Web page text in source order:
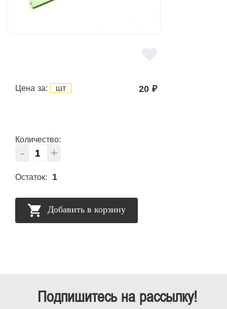
Цена за: шт 20 ₽
Количество:
- +
Остаток: 1
Добавить в корзину
Подпишитесь на рассылку!